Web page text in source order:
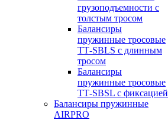
грузоподъемности с
толстым тросом
Балансиры
пружинные тросовые
ТТ-SBLS с длинным
тросом
Балансиры
пружинные тросовые
ТТ-SBSL с фиксацией
Балансиры пружинные
AIRPRO